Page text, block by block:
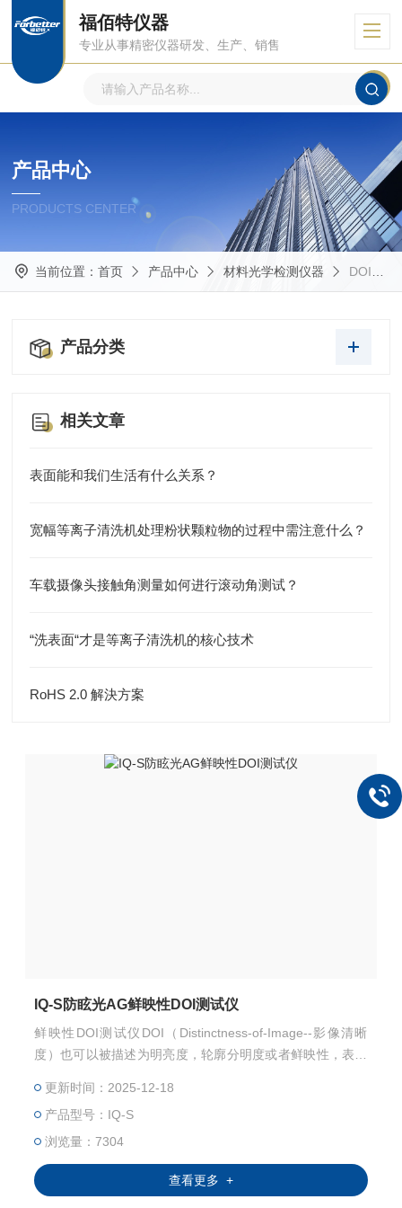
福佰特仪器
专业从事精密仪器研发、生产、销售
产品中心
PRODUCTS CENTER
当前位置： 首页 产品中心 材料光学检测仪器 DOI测量仪
产品分类
相关文章
表面能和我们生活有什么关系？
宽幅等离子清洗机处理粉状颗粒物的过程中需注意什么？
车载摄像头接触角测量如何进行滚动角测试？
“洗表面“才是等离子清洗机的核心技术
RoHS 2.0 解決方案
IQ-S防眩光AG鲜映性DOI测试仪
鲜映性DOI测试仪DOI（Distinctness-of-Image--影像清晰
度）也可以被描述为明亮度，轮廓分明度或者鲜映性，表面
眼分辨率的微细结构会降低DOI。评估物体表面的视觉质量
通常有如下参数：光泽度、雾度、峰值反射率、DOI。
更新时间：2025-12-18
产品型号：IQ-S
浏览量：7304
查看更多 +